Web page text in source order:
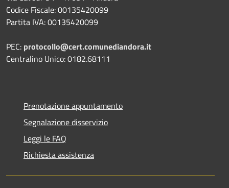
Codice Fiscale: 00135420099
Partita IVA: 00135420099
PEC: protocollo@cert.comunediandora.it
Centralino Unico: 0182.68111
Prenotazione appuntamento
Segnalazione disservizio
Leggi le FAQ
Richiesta assistenza